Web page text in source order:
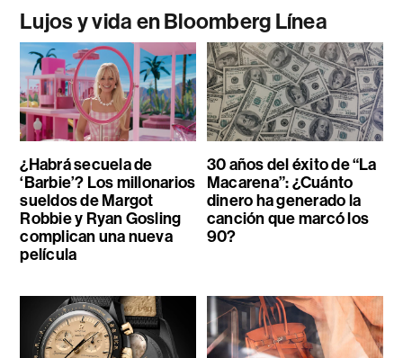
Lujos y vida en Bloomberg Línea
¿Habrá secuela de
‘Barbie’? Los millonarios
sueldos de Margot
Robbie y Ryan Gosling
complican una nueva
película
30 años del éxito de “La
Macarena”: ¿Cuánto
dinero ha generado la
canción que marcó los
90?